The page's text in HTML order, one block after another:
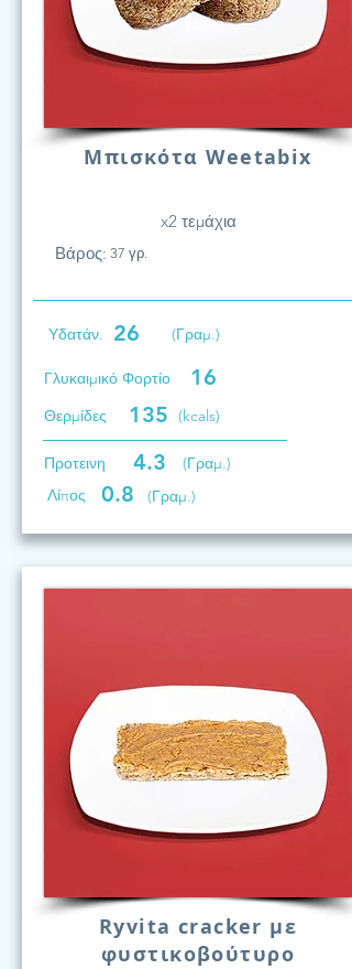
Μπισκότα Weetabix
x2 τεμάχια
Βάρος: 37 γρ.
Υδατάν. 26 (Γραμ.)
Γλυκαιμικό Φορτίο 16
Θερμίδες 135 (kcals)
Προτεινη 4.3
(Γραμ.)
Λίπος
0.8 (Γραμ.)
Ryvita cracker με
φυστικοβούτυρο